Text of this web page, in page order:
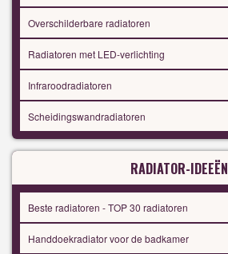
Overschilderbare radiatoren
Radiatoren met LED-verlichting
Infraroodradiatoren
Scheidingswandradiatoren
RADIATOR-IDEEËN
Beste radiatoren - TOP 30 radiatoren
Handdoekradiator voor de badkamer